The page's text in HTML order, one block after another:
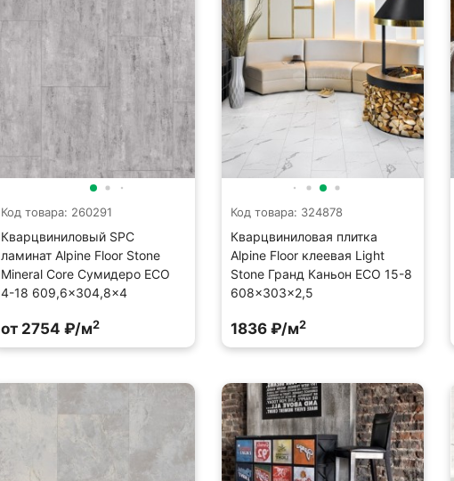
Код товара: 260291
Кварцвиниловый SPC
ламинат Alpine Floor Stone
Mineral Core Сумидеро ECO
4-18 609,6×304,8×4
от 2754 ₽/м2
Код товара: 324878
Кварцвиниловая плитка
Alpine Floor клеевая Light
Stone Гранд Каньон ECO 15-8
608×303×2,5
1836 ₽/м2